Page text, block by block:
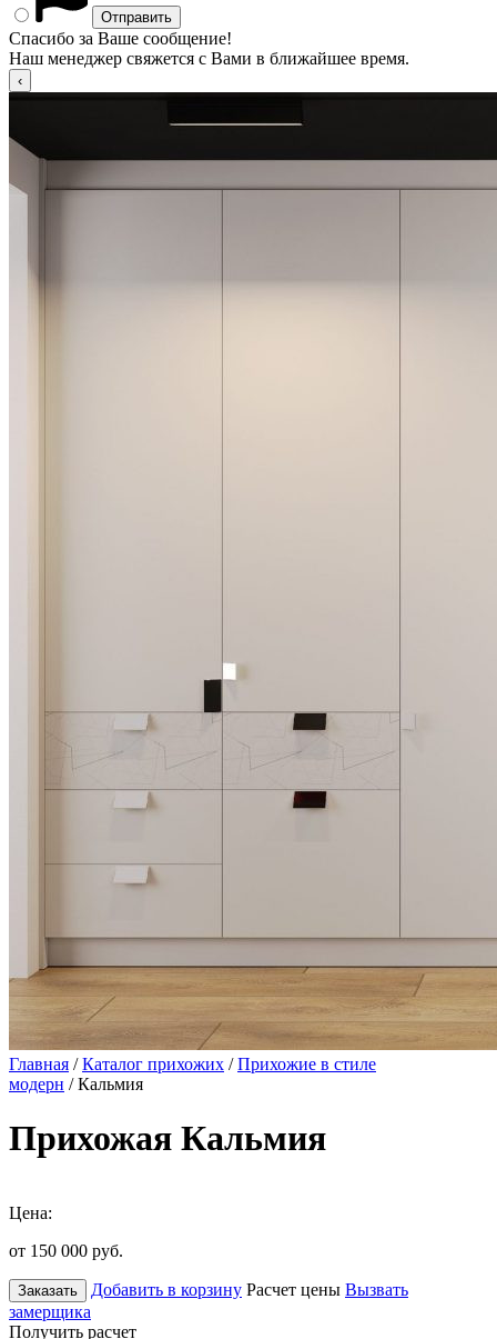
Спасибо за Ваше сообщение!
Наш менеджер свяжется с Вами в ближайшее время.
Главная /Каталог прихожих /Прихожие в стиле
модерн / Кальмия
Прихожая Кальмия
Цена:
от 150 000 руб.
Заказать Добавить в корзину Расчет цены Вызвать
замерщика
Получить расчет